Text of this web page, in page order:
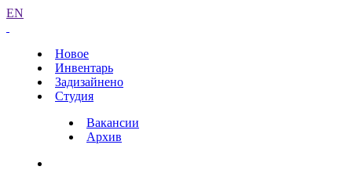
EN
Новое
Инвентарь
Задизайнено
Студия
Вакансии
Архив